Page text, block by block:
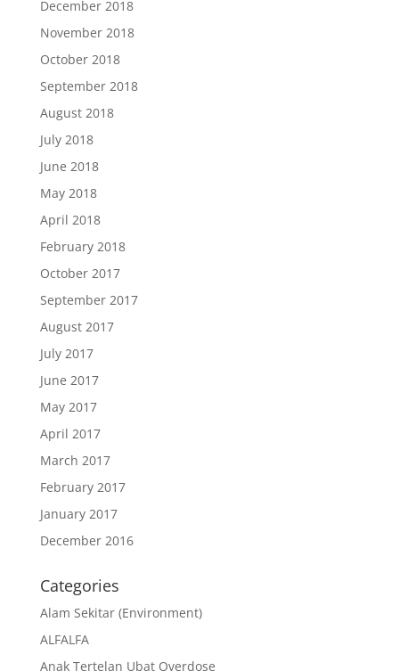
December 2018
November 2018
October 2018
September 2018
August 2018
July 2018
June 2018
May 2018
April 2018
February 2018
October 2017
September 2017
August 2017
July 2017
June 2017
May 2017
April 2017
March 2017
February 2017
January 2017
December 2016
Categories
Alam Sekitar (Environment)
ALFALFA
Anak Tertelan Ubat Overdose